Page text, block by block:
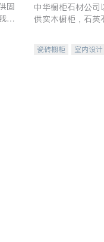
固
们
中华橱柜石材公司
供实木橱柜，石英
机。品质厨房，家
瓷砖橱柜 室内设计